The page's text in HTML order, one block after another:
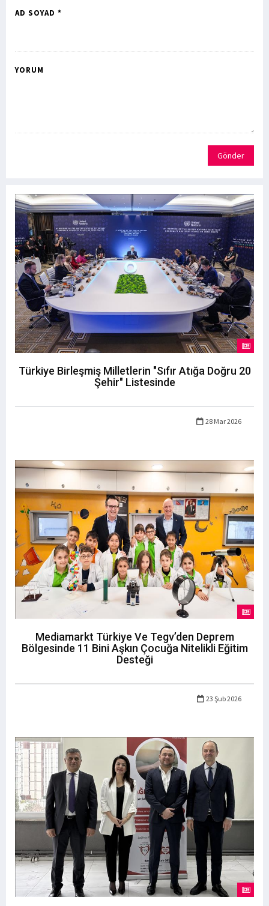
AD SOYAD *
YORUM
Gönder
Türkiye Birleşmiş Milletlerin "Sıfır Atığa Doğru 20
Şehir" Listesinde
28 Mar 2026
Mediamarkt Türkiye Ve Tegv’den Deprem
Bölgesinde 11 Bini Aşkın Çocuğa Nitelikli Eğitim
Desteği
23 Şub 2026